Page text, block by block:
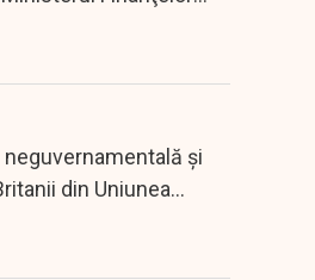
și
din Uniunea